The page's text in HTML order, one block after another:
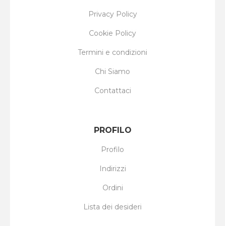
Privacy Policy
Cookie Policy
Termini e condizioni
Chi Siamo
Contattaci
PROFILO
Profilo
Indirizzi
Ordini
Lista dei desideri